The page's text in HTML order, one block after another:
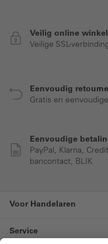
Veilig online
Veilige SSL-
Eenvoudig
Gratis en
Eenvoudige
PayPal, Klarna,
bancontact, BLIK
Voor Handelaren
Service